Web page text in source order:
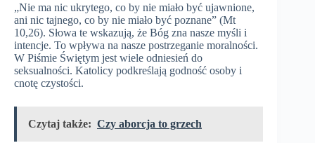
„Nie ma nic ukrytego, co by nie miało być ujawnione,
ani nic tajnego, co by nie miało być poznane” (Mt
10,26). Słowa te wskazują, że Bóg zna nasze myśli i
intencje. To wpływa na nasze postrzeganie moralności.
W Piśmie Świętym jest wiele odniesień do
seksualności. Katolicy podkreślają godność osoby i
cnotę czystości.
Czytaj także: Czy aborcja to grzech